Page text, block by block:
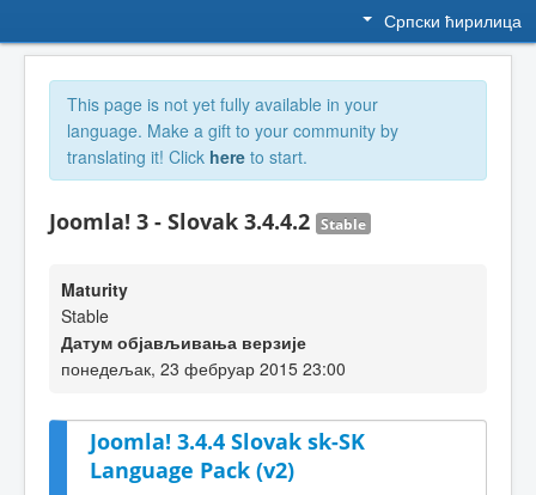
Српски ћирилица
This page is not yet fully available in your
language. Make a gift to your community by
translating it! Click here to start.
Joomla! 3 - Slovak 3.4.4.2 Stable
Maturity
Stable
Датум објављивања верзије
понедељак, 23 фебруар 2015 23:00
Joomla! 3.4.4 Slovak sk-SK
Language Pack (v2)